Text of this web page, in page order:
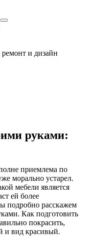
ремонт и дизайн
руками:
приемлема по
морально устарел.
мебели является
ей более
подробно расскажем
Как подготовить
покрасить,
и вид красивый.